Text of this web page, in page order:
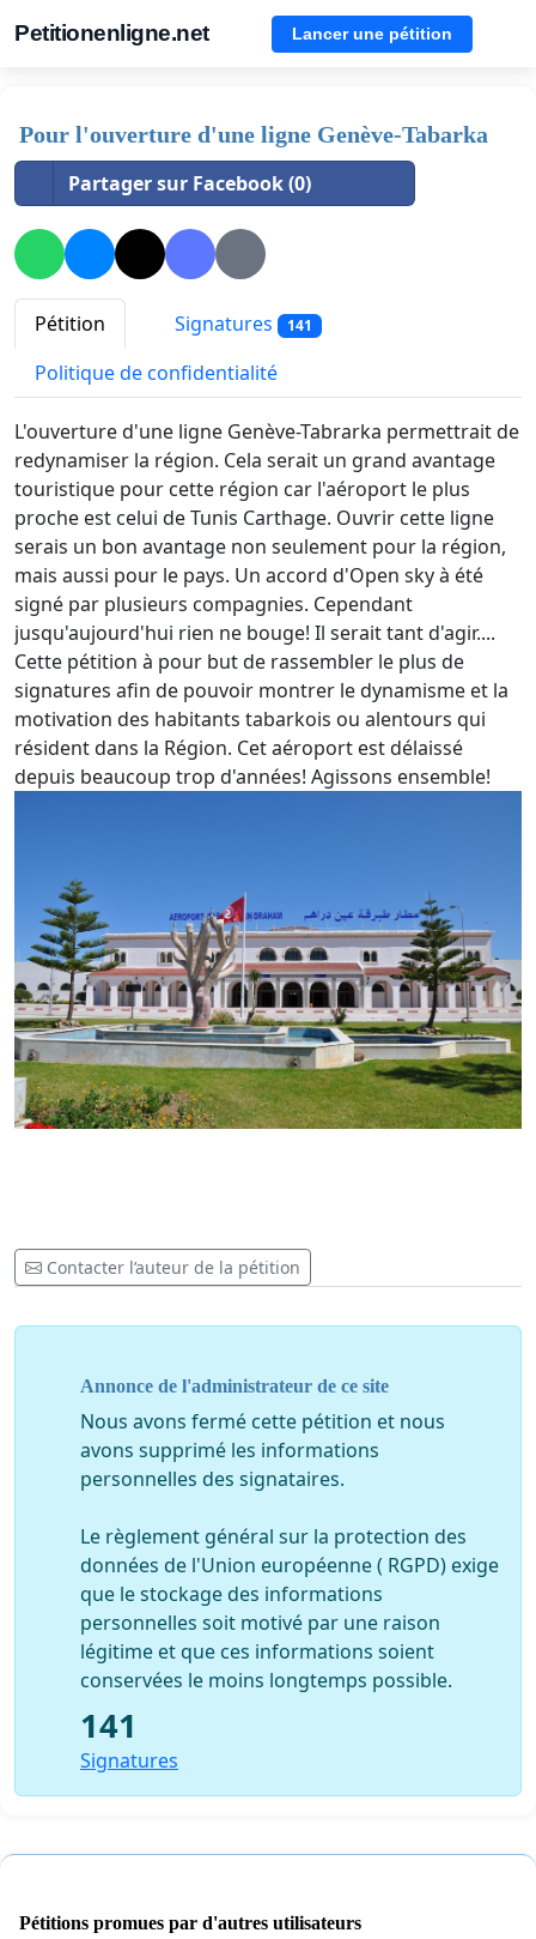
Petitionenligne.net Lancer une pétition
Pour l'ouverture d'une ligne Genève-Tabarka
Partager sur Facebook (0)
Pétition Signatures 141
Politique de confidentialité
L'ouverture d'une ligne Genève-Tabrarka permettrait de
redynamiser la région. Cela serait un grand avantage
touristique pour cette région car l'aéroport le plus
proche est celui de Tunis Carthage. Ouvrir cette ligne
serais un bon avantage non seulement pour la région,
mais aussi pour le pays. Un accord d'Open sky à été
signé par plusieurs compagnies. Cependant
jusqu'aujourd'hui rien ne bouge! Il serait tant d'agir....
Cette pétition à pour but de rassembler le plus de
signatures afin de pouvoir montrer le dynamisme et la
motivation des habitants tabarkois ou alentours qui
résident dans la Région. Cet aéroport est délaissé
depuis beaucoup trop d'années! Agissons ensemble!
Contacter l’auteur de la pétition
Annonce de l'administrateur de ce site
Nous avons fermé cette pétition et nous
avons supprimé les informations
personnelles des signataires.
Le règlement général sur la protection des
données de l'Union européenne ( RGPD) exige
que le stockage des informations
personnelles soit motivé par une raison
légitime et que ces informations soient
conservées le moins longtemps possible.
141
Signatures
Pétitions promues par d'autres utilisateurs